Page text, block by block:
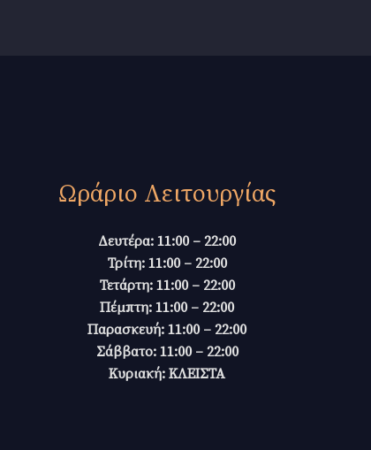
Ωράριο Λειτουργίας
Δευτέρα: 11:00 – 22:00
Τρίτη: 11:00 – 22:00
Τετάρτη: 11:00 – 22:00
Πέμπτη: 11:00 – 22:00
Παρασκευή: 11:00 – 22:00
Σάββατο: 11:00 – 22:00
Κυριακή: ΚΛΕΙΣΤΑ